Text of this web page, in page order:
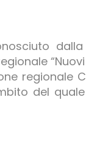
regionale
del